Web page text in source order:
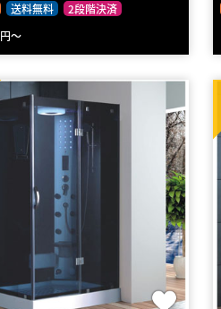
送料無料 2段階決済
円～